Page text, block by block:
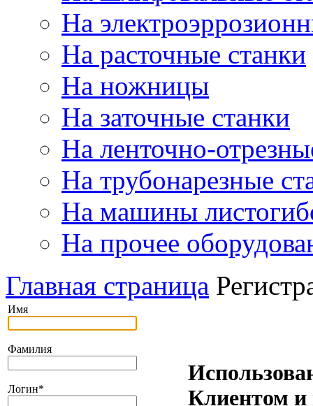
На
На расточные станки
На ножницы
На заточные станки
На ленточно-
На трубонарезные
На машины
На прочее
Главная страница
Имя
Фамилия
Логин*
Клиентом и